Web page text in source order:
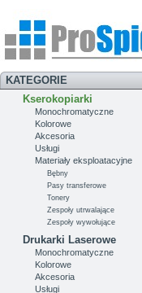
KATEGORIE
Kserokopiarki
Monochromatyczne
Kolorowe
Akcesoria
Usługi
Materiały eksploatacyjne
Bębny
Pasy transferowe
Tonery
Zespoły utrwalające
Zespoły wywołujące
Drukarki Laserowe
Monochromatyczne
Kolorowe
Akcesoria
Usługi